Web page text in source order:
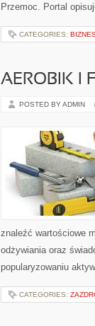
Przemoc. Portal
CATEGORIES:
AEROBIK I
POSTED BY ADMIN
znaleźć wartościowe
odżywiania oraz
popularyzowaniu
CATEGORIES: